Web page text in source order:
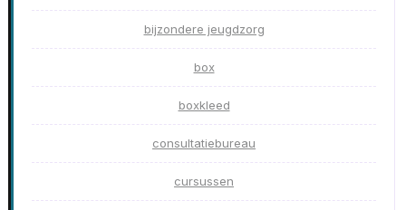
bijzondere jeugdzorg
box
boxkleed
consultatiebureau
cursussen